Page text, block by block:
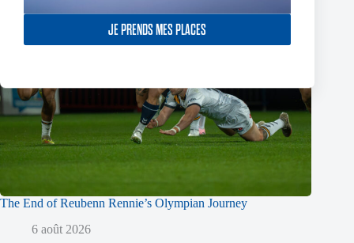
JE PRENDS MES PLACES
The End of Reubenn Rennie’s Olympian Journey
6 août 2026